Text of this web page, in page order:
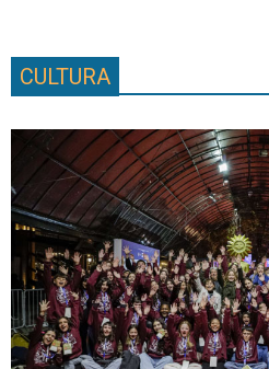
CULTURA